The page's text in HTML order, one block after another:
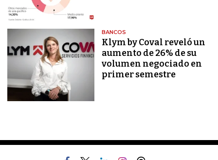
BANCOS
Klym by Coval reveló un
aumento de 26% de su
volumen negociado en
primer semestre